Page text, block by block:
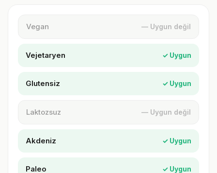
Vegan — Uygun değil
Vejetaryen ✓ Uygun
Glutensiz ✓ Uygun
Laktozsuz — Uygun değil
Akdeniz ✓ Uygun
Paleo ✓ Uygun